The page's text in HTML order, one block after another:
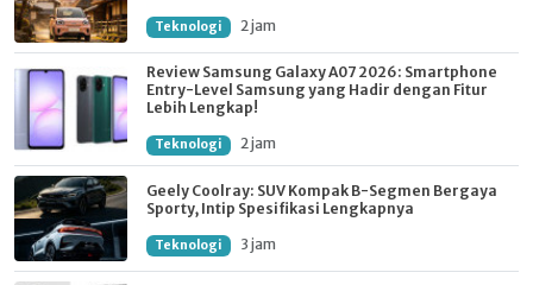
Teknologi 2 jam
Review Samsung Galaxy A07 2026: Smartphone
Entry-Level Samsung yang Hadir dengan Fitur
Lebih Lengkap!
Teknologi 2 jam
Geely Coolray: SUV Kompak B-Segmen Bergaya
Sporty, Intip Spesifikasi Lengkapnya
Teknologi 3 jam